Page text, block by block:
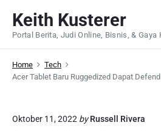
p
Keith Kusterer
Portal Berita, Judi Online, Bisnis, & Gaya
Home
Tech
Acer Tablet Baru Ruggedized Dapat
Oktober 11, 2022 by Russell Rivera